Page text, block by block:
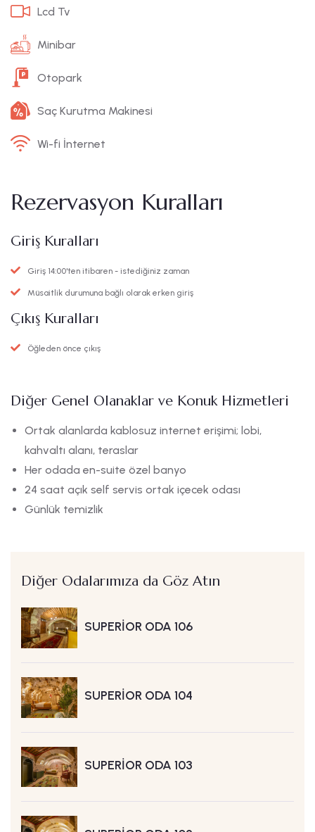
Lcd Tv
Minibar
Otopark
Saç Kurutma Makinesi
Wi-fi İnternet
Rezervasyon Kuralları
Giriş Kuralları
Giriş 14:00'ten itibaren - istediğiniz zaman
Müsaitlik durumuna bağlı olarak erken giriş
Çıkış Kuralları
Öğleden önce çıkış
Diğer Genel Olanaklar ve Konuk Hizmetleri
Ortak alanlarda kablosuz internet erişimi; lobi,
kahvaltı alanı, teraslar
Her odada en-suite özel banyo
24 saat açık self servis ortak içecek odası
Günlük temizlik
Diğer Odalarımıza da Göz Atın
SUPERİOR ODA 106
SUPERİOR ODA 104
SUPERİOR ODA 103